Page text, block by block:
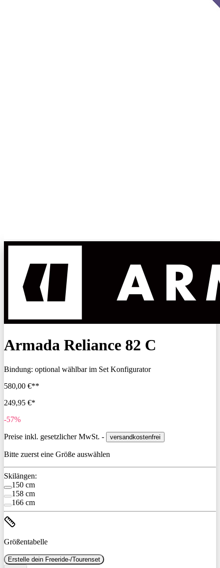
Armada Reliance 82 C
Bindung: optional wählbar im Set Konfigurator
580,00 €**
249,95 €*
-57%
Preise inkl. gesetzlicher MwSt. - versandkostenfrei
Bitte zuerst eine Größe auswählen
Skilängen:
150 cm
158 cm
166 cm
Größentabelle
Erstelle dein Freeride-/Tourenset